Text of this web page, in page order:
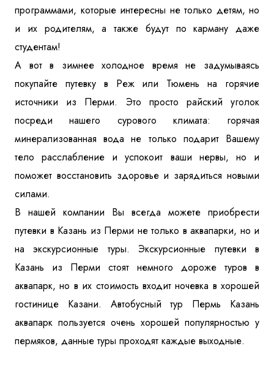
программами, которые интересны не только детям, но
и их родителям, а также будут по карману даже
студентам!
А вот в зимнее холодное время не задумываясь
покупайте путевку в Реж или Тюмень на горячие
источники из Перми. Это просто райский уголок
посреди нашего сурового климата: горячая
минерализованная вода не только подарит Вашему
тело расслабление и успокоит ваши нервы, но и
поможет восстановить здоровье и зарядиться новыми
силами.
В нашей компании Вы всегда можете приобрести
путевки в Казань из Перми не только в аквапарки, но и
на экскурсионные туры. Экскурсионные путевки в
Казань из Перми стоят немного дороже туров в
аквапарк, но в их стоимость входит ночевка в хорошей
гостинице Казани. Автобусный тур Пермь Казань
аквапарк пользуется очень хорошей популярностью у
пермяков, данные туры проходят каждые выходные.